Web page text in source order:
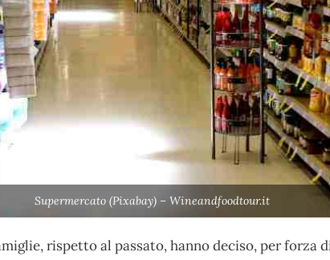
Supermercato (Pixabay) – Wineandfoodtour.it
rispetto al passato, hanno deciso, per forza